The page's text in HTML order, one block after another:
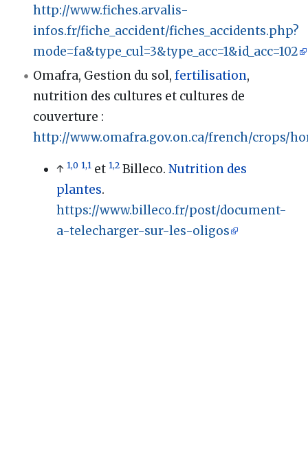
http://www.fiches.arvalis-
infos.fr/fiche_accident/fiches_accidents.php?
mode=fa&type_cul=3&type_acc=1&id_acc=102
Omafra, Gestion du sol,fertilisation,
nutrition des cultures et cultures de
couverture :
http://www.omafra.gov.on.ca/french/crops/
↑1,0 1,1 et1,2 Billeco.Nutrition des
plantes.
https://www.billeco.fr/post/document-
a-telecharger-sur-les-oligos